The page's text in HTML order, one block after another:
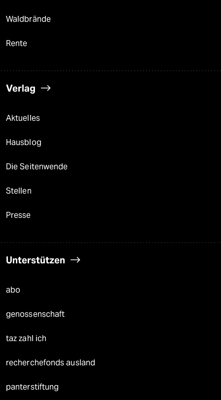
Waldbrände
Rente
Verlag
Aktuelles
Hausblog
Die Seitenwende
Stellen
Presse
Unterstützen
abo
genossenschaft
taz zahl ich
recherchefonds ausland
panterstiftung